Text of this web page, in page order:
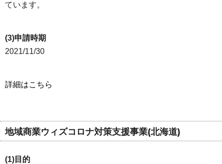
ています。
(3)申請時期
2021/11/30
詳細はこちら
地域商業ウィズコロナ対策支援事業(北海道)
(1)目的